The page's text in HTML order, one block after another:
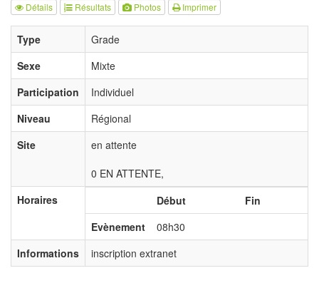
Détails Résultats Photos Imprimer
Type
Grade
Sexe
Mixte
Participation
Individuel
Niveau
Régional
Site
en attente
0 EN ATTENTE,
Horaires
Début
Fin
Evènement
08h30
Informations
inscription extranet